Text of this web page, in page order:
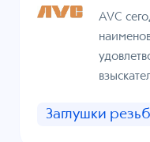
AVC
Заглушки